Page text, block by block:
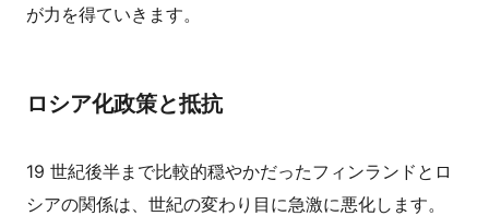
が力を得ていきます。
ロシア化政策と抵抗
19 世紀後半まで比較的穏やかだったフィンランドとロ
シアの関係は、世紀の変わり目に急激に悪化します。